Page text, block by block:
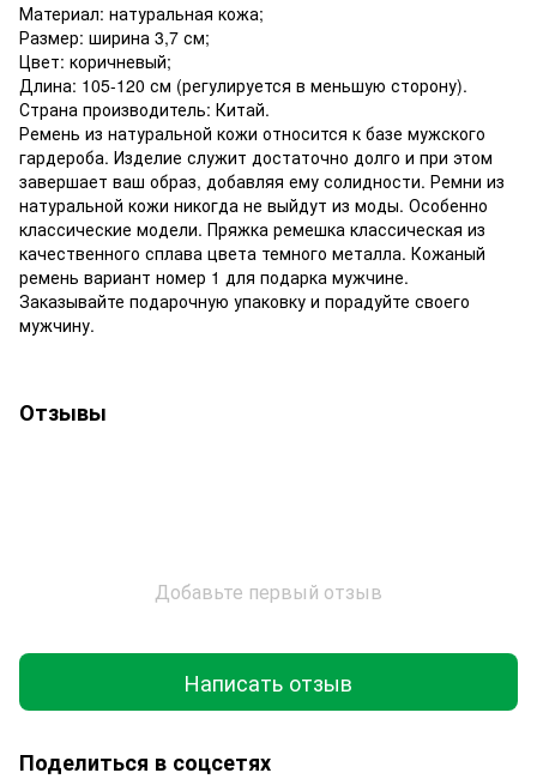
Материал: натуральная кожа;
Размер: ширина 3,7 см;
Цвет: коричневый;
Длина: 105-120 см (регулируется в меньшую сторону).
Страна производитель: Китай.
Ремень из натуральной кожи относится к базе мужского
гардероба. Изделие служит достаточно долго и при этом
завершает ваш образ, добавляя ему солидности. Ремни из
натуральной кожи никогда не выйдут из моды. Особенно
классические модели. Пряжка ремешка классическая из
качественного сплава цвета темного металла. Кожаный
ремень вариант номер 1 для подарка мужчине.
Заказывайте подарочную упаковку и порадуйте своего
мужчину.
Отзывы
Добавьте первый отзыв
Написать отзыв
Поделиться в соцсетях